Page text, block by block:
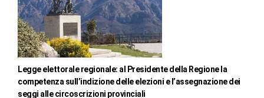
Legge elettorale regionale: al Presidente della Regione la
competenza sull’indizione delle elezioni e l’assegnazione dei
seggi alle circoscrizioni provinciali